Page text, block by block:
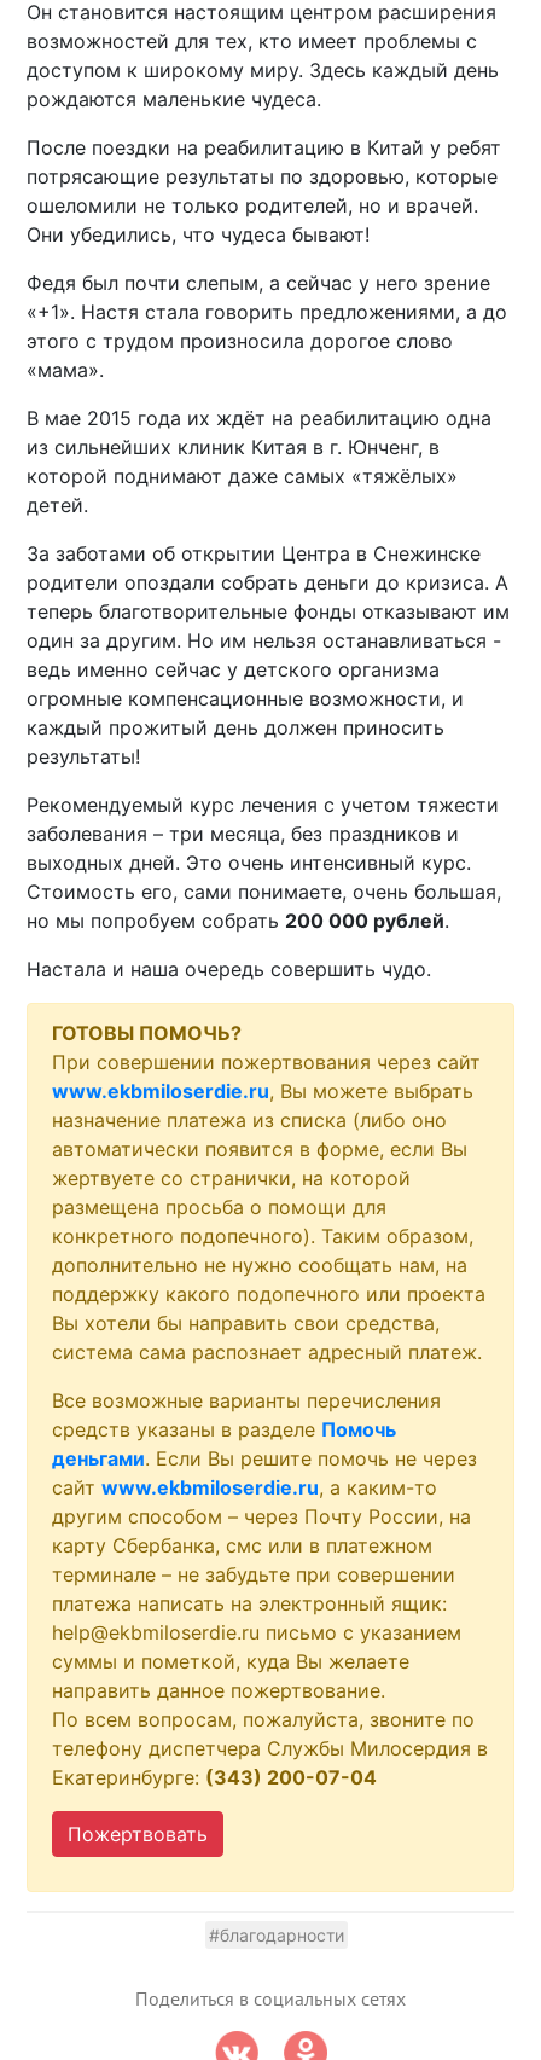
Он становится настоящим центром расширения
возможностей для тех, кто имеет проблемы с
доступом к широкому миру. Здесь каждый день
рождаются маленькие чудеса.
После поездки на реабилитацию в Китай у ребят
потрясающие результаты по здоровью, которые
ошеломили не только родителей, но и врачей.
Они убедились, что чудеса бывают!
Федя был почти слепым, а сейчас у него зрение
«+1». Настя стала говорить предложениями, а до
этого с трудом произносила дорогое слово
«мама».
В мае 2015 года их ждёт на реабилитацию одна
из сильнейших клиник Китая в г. Юнченг, в
которой поднимают даже самых «тяжёлых»
детей.
За заботами об открытии Центра в Снежинске
родители опоздали собрать деньги до кризиса. А
теперь благотворительные фонды отказывают им
один за другим. Но им нельзя останавливаться -
ведь именно сейчас у детского организма
огромные компенсационные возможности, и
каждый прожитый день должен приносить
результаты!
Рекомендуемый курс лечения с учетом тяжести
заболевания – три месяца, без праздников и
выходных дней. Это очень интенсивный курс.
Стоимость его, сами понимаете, очень большая,
но мы попробуем собрать 200 000 рублей.
Настала и наша очередь совершить чудо.
ГОТОВЫ ПОМОЧЬ?
При совершении пожертвования через сайт
www.ekbmiloserdie.ru, Вы можете выбрать
назначение платежа из списка (либо оно
автоматически появится в форме, если Вы
жертвуете со странички, на которой
размещена просьба о помощи для
конкретного подопечного). Таким образом,
дополнительно не нужно сообщать нам, на
поддержку какого подопечного или проекта
Вы хотели бы направить свои средства,
система сама распознает адресный платеж.
Все возможные варианты перечисления
средств указаны в разделе Помочь
деньгами. Если Вы решите помочь не через
сайтwww.ekbmiloserdie.ru, а каким-то
другим способом – через Почту России, на
карту Сбербанка, смс или в платежном
терминале – не забудьте при совершении
платежа написать на электронный ящик:
help@ekbmiloserdie.ru письмо с указанием
суммы и пометкой, куда Вы желаете
направить данное пожертвование.
По всем вопросам, пожалуйста, звоните по
телефону диспетчера Службы Милосердия в
Екатеринбурге: (343) 200-07-04
Пожертвовать
#благодарности
Поделиться в социальных сетях